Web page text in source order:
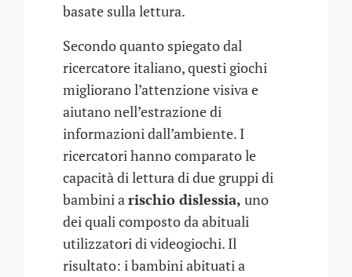
basate sulla lettura.
Secondo quanto spiegato dal
ricercatore italiano, questi giochi
migliorano l’attenzione visiva e
aiutano nell’estrazione di
informazioni dall’ambiente. I
ricercatori hanno comparato le
capacità di lettura di due gruppi di
bambini arischio dislessia, uno
dei quali composto da abituali
utilizzatori di videogiochi. Il
risultato: i bambini abituati a